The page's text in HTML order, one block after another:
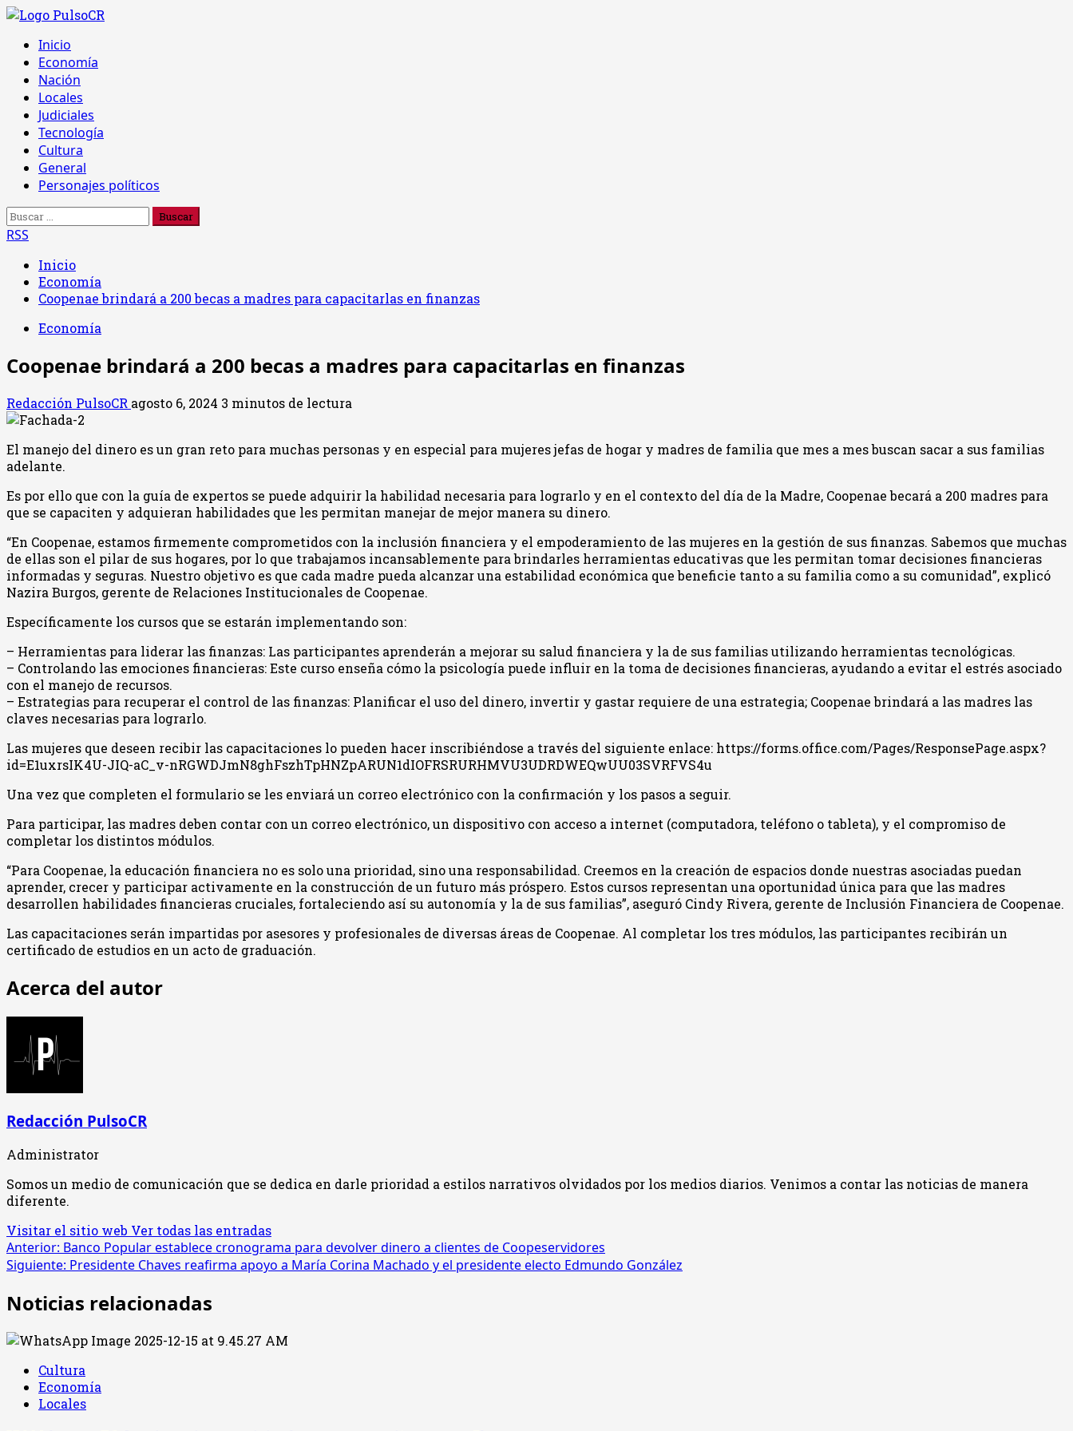
Saltar
contenido
Menú
principal
Inicio
Economía
Nación
Locales
Judiciales
Tecnología
Cultura
General
Personajes políticos
Buscar:
RSS
Inicio
Economía
Coopenae brindará a 200 becas a madres para capacitarlas en finanzas
Economía
Coopenae brindará a 200 becas a madres para capacitarlas en finanzas
Redacción PulsoCR agosto 6, 2024 3 minutos de lectura
El manejo del dinero es un gran reto para muchas personas y en especial para mujeres jefas de hogar y madres de familia que mes a mes buscan sacar a sus familias
adelante.
Es por ello que con la guía de expertos se puede adquirir la habilidad necesaria para lograrlo y en el contexto del día de la Madre, Coopenae becará a 200 madres para
que se capaciten y adquieran habilidades que les permitan manejar de mejor manera su dinero.
“En Coopenae, estamos firmemente comprometidos con la inclusión financiera y el empoderamiento de las mujeres en la gestión de sus finanzas. Sabemos que muchas
de ellas son el pilar de sus hogares, por lo que trabajamos incansablemente para brindarles herramientas educativas que les permitan tomar decisiones financieras
informadas y seguras. Nuestro objetivo es que cada madre pueda alcanzar una estabilidad económica que beneficie tanto a su familia como a su comunidad”, explicó
Nazira Burgos, gerente de Relaciones Institucionales de Coopenae.
Específicamente los cursos que se estarán implementando son:
– Herramientas para liderar las finanzas: Las participantes aprenderán a mejorar su salud financiera y la de sus familias utilizando herramientas tecnológicas.
– Controlando las emociones financieras: Este curso enseña cómo la psicología puede influir en la toma de decisiones financieras, ayudando a evitar el estrés asociado
con el manejo de recursos.
– Estrategias para recuperar el control de las finanzas: Planificar el uso del dinero, invertir y gastar requiere de una estrategia; Coopenae brindará a las madres las
claves necesarias para lograrlo.
Las mujeres que deseen recibir las capacitaciones lo pueden hacer inscribiéndose a través del siguiente enlace: https://forms.office.com/Pages/ResponsePage.aspx?
id=E1uxrsIK4U-JIQ-aC_v-nRGWDJmN8ghFszhTpHNZpARUN1dIOFRSRURHMVU3UDRDWEQwUU03SVRFVS4u
Una vez que completen el formulario se les enviará un correo electrónico con la confirmación y los pasos a seguir.
Para participar, las madres deben contar con un correo electrónico, un dispositivo con acceso a internet (computadora, teléfono o tableta), y el compromiso de
completar los distintos módulos.
“Para Coopenae, la educación financiera no es solo una prioridad, sino una responsabilidad. Creemos en la creación de espacios donde nuestras asociadas puedan
aprender, crecer y participar activamente en la construcción de un futuro más próspero. Estos cursos representan una oportunidad única para que las madres
desarrollen habilidades financieras cruciales, fortaleciendo así su autonomía y la de sus familias”, aseguró Cindy Rivera, gerente de Inclusión Financiera de Coopenae.
Las capacitaciones serán impartidas por asesores y profesionales de diversas áreas de Coopenae. Al completar los tres módulos, las participantes recibirán un
certificado de estudios en un acto de graduación.
Acerca del autor
Redacción PulsoCR
Administrator
Somos un medio de comunicación que se dedica en darle prioridad a estilos narrativos olvidados por los medios diarios. Venimos a contar las noticias de manera
diferente.
Visitar el sitio web Ver todas las entradas
Navegación
de
entradas
Anterior: Banco Popular establece cronograma para devolver dinero a clientes de Coopeservidores
Siguiente: Presidente Chaves reafirma apoyo a María Corina Machado y el presidente electo Edmundo González
Noticias relacionadas
Cultura
Economía
Locales